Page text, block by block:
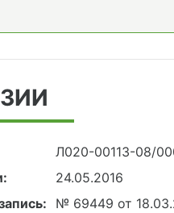
Л020-00113-08/
24.05.2016
№ 69449 от